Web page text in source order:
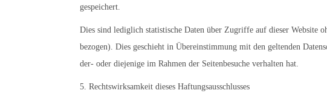
gespeichert.
Dies sind lediglich statistische Daten über Zugriffe auf dieser Website
bezogen). Dies geschieht in Übereinstimmung mit den geltenden
der- oder diejenige im Rahmen der Seitenbesuche verhalten hat.
5. Rechtswirksamkeit dieses Haftungsausschlusses